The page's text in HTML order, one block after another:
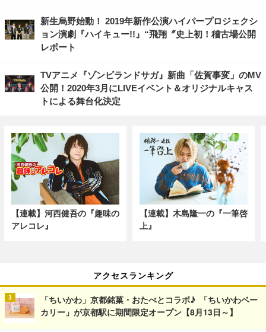
新生烏野始動！ 2019年新作公演ハイパープロジェクシ
ョン演劇『ハイキュー!!』“飛翔〞史上初！稽古場公開
レポート
TVアニメ『ゾンビランドサガ』新曲「佐賀事変」のMV
公開！2020年3月にLIVEイベント＆オリジナルキャス
トによる舞台化決定
【連載】河西健吾の『趣味の
アレコレ』
【連載】木島隆一の『一筆啓
上』
アクセスランキング
「ちいかわ」京都銘菓・おたべとコラボ♪ 「ちいかわベー
カリー」が京都駅に期間限定オープン【8月13日～】